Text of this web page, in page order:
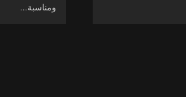
ومناسبة...